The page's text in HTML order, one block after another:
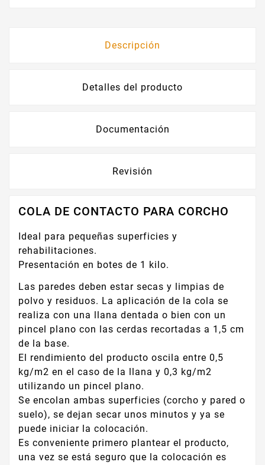
Descripción
Detalles del producto
Documentación
Revisión
COLA DE CONTACTO PARA CORCHO
Ideal para pequeñas superficies y
rehabilitaciones.
Presentación en botes de 1 kilo.
Las paredes deben estar secas y limpias de
polvo y residuos. La aplicación de la cola se
realiza con una llana dentada o bien con un
pincel plano con las cerdas recortadas a 1,5 cm
de la base.
El rendimiento del producto oscila entre 0,5
kg/m2 en el caso de la llana y 0,3 kg/m2
utilizando un pincel plano.
Se encolan ambas superficies (corcho y pared o
suelo), se dejan secar unos minutos y ya se
puede iniciar la colocación.
Es conveniente primero plantear el producto,
una vez se está seguro que la colocación es